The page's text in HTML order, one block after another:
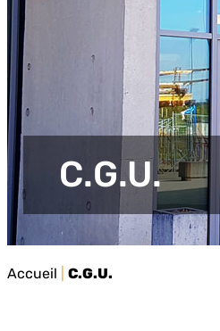
C.G.U.
Accueil C.G.U.